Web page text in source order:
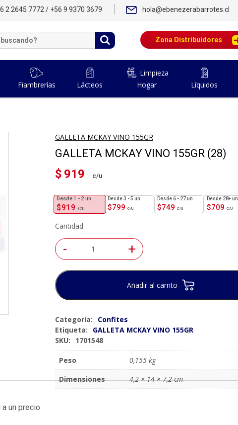
2 2645 7772 / +56 9 9370 3679 hola@ebenezerabarrotes.cl
Zona Distribuidores
Fiambrerías Lácteos
Limpieza
Hogar
Líquidos
GALLETA MCKAY VINO 155GR
GALLETA MCKAY VINO 155GR (28)
$ 919
$919
1 - 2 un
$799
3 - 5 un
$749
6 - 27 un
$709
28+ un
Cantidad
- +
Añadir al carrito
Categoría:
Confites
Etiqueta:
GALLETA MCKAY VINO 155GR
SKU:
1701548
Peso
0,155 kg
Dimensiones
4,2 × 14 × 7,2 cm
un precio